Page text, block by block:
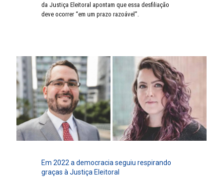
da Justiça Eleitoral apontam que essa desfiliação
deve ocorrer “em um prazo razoável”.
Em 2022 a democracia seguiu respirando
graças à Justiça Eleitoral